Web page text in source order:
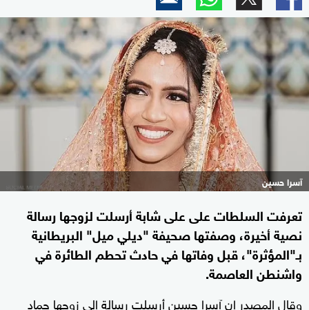
آسرا حسين
تعرفت السلطات على على شابة أرسلت لزوجها رسالة
نصية أخيرة، وصفتها صحيفة "ديلي ميل" البريطانية
بـ"المؤثرة"، قبل وفاتها في حادث تحطم الطائرة في
واشنطن العاصمة.
وقال المصدر إن آسرا حسين أرسلت رسالة إلى زوجها حماد